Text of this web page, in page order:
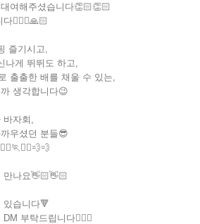
여해주셨습니다👏🏻👏🏻
🙇🏻‍♀️🙏🏻
즐기시고,
나게 뛰뛰도 하고,
출출한 배를 채울 수 있는,
생각합니다😉
자회,
우셨던 분들😎
나요👋🏻👋🏻
있습니다🔻
부탁드립니다🙇🏻‍♀️